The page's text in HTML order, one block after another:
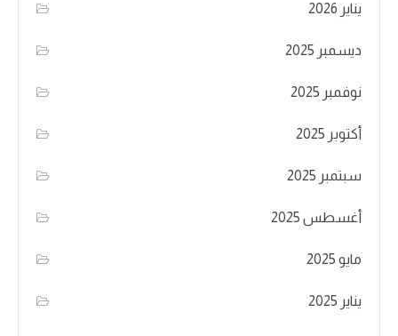
يناير 2026
ديسمبر 2025
نوفمبر 2025
أكتوبر 2025
سبتمبر 2025
أغسطس 2025
مايو 2025
يناير 2025